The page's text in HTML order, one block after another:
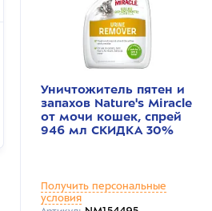
Уничтожитель пятен и
запахов Nature's Miracle
от мочи кошек, спрей
946 мл СКИДКА 30%
Получить персональные
условия